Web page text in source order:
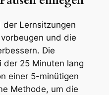
der Lernsitzungen
und die
Die
der 25 Minuten lang
einer 5-minütigen
Methode, um die